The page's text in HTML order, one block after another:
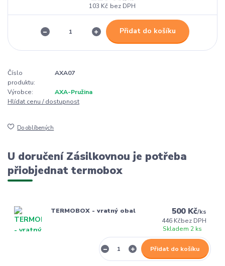
103 Kč bez DPH
Přidat do košíku
Číslo
produktu:
AXA07
Výrobce:
AXA-Pružina
Hlídat cenu / dostupnost
Do oblíbených
U doručení Zásilkovnou je potřeba
přiobjednat termobox
TERMOBOX - vratný obal 500 Kč/ks
446 Kčbez DPH
Skladem 2 ks
Přidat do košíku